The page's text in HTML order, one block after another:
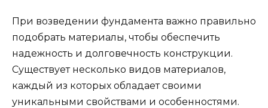
При возведении фундамента важно правильно
подобрать материалы, чтобы обеспечить
надежность и долговечность конструкции.
Существует несколько видов материалов,
каждый из которых обладает своими
уникальными свойствами и особенностями.